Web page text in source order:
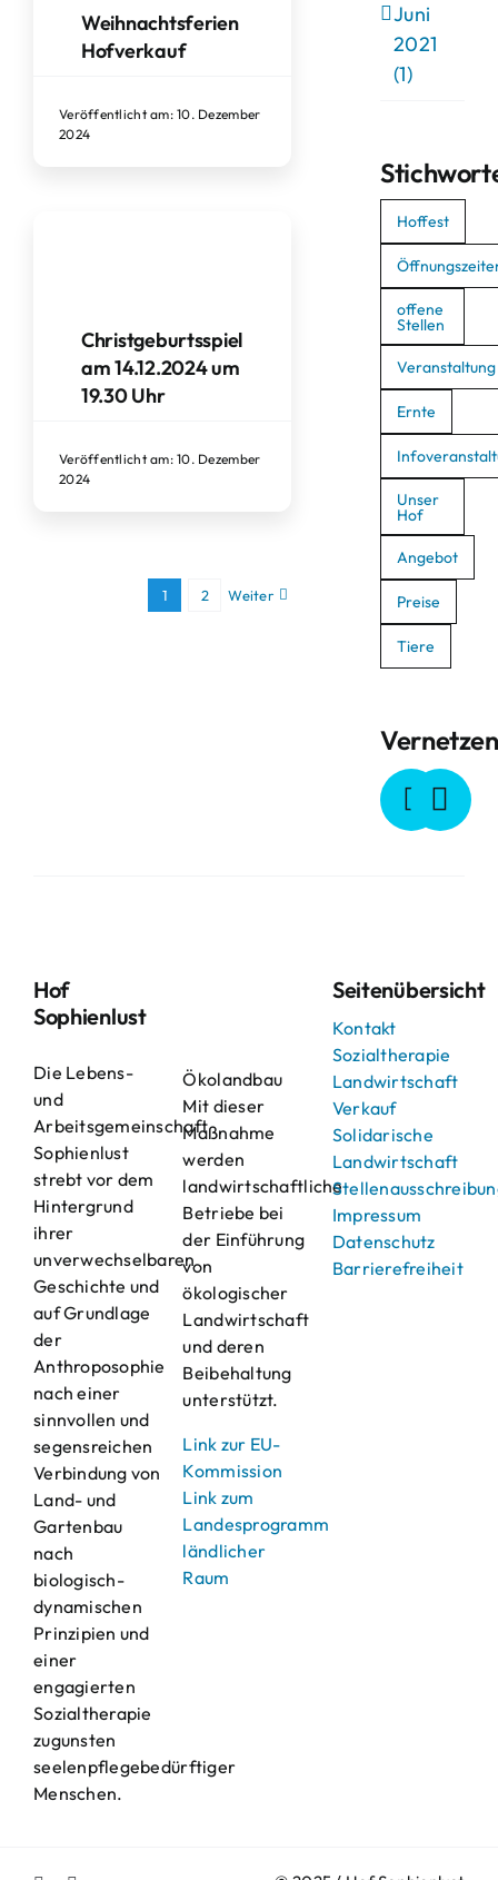
Weihnachtsferien
Hofverkauf
Veröffentlicht am: 10. Dezember
2024
Christgeburtsspiel
am 14.12.2024 um
19.30 Uhr
Veröffentlicht am: 10. Dezember
2024
1 2 Weiter
Juni
2021
(1)
Hoffest
offene
Stellen
Veranstaltung
Ernte
Unser
Hof
Angebot
Preise
Tiere
Vernetzen
Hof
Sophienlust
Die Lebens-
und
Arbeitsgemeinschaft
Sophienlust
strebt vor dem
Hintergrund
ihrer
unverwechselbaren
Geschichte und
auf Grundlage
der
Anthroposophie
nach einer
sinnvollen und
segensreichen
Verbindung von
Land- und
Gartenbau
nach
biologisch-
dynamischen
Prinzipien und
einer
engagierten
Sozialtherapie
zugunsten
seelenpflegebedürftiger
Menschen.
Ökolandbau
Mit dieser
Maßnahme
werden
landwirtschaftliche
Betriebe bei
der Einführung
von
ökologischer
Landwirtschaft
und deren
Beibehaltung
unterstützt.
Link zur EU-
Kommission
Link zum
Landesprogramm
ländlicher
Raum
Seitenübersicht
Kontakt
Sozialtherapie
Landwirtschaft
Verkauf
Solidarische
Landwirtschaft
Impressum
Datenschutz
Barrierefreiheit